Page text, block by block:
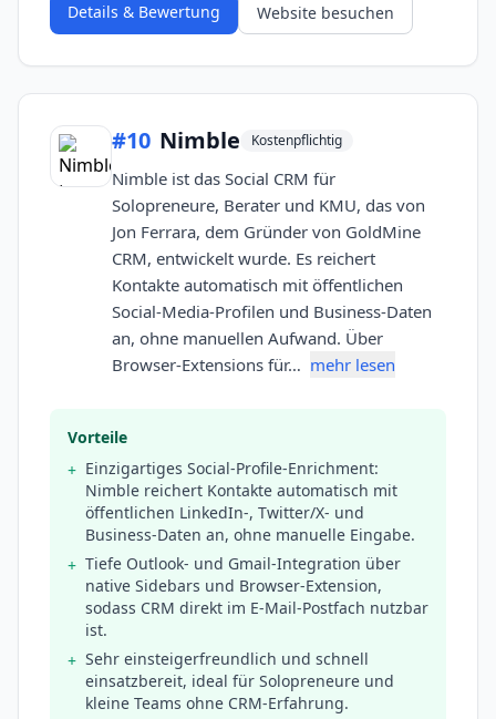
Details & Bewertung Website besuchen
#10 Nimble Kostenpflichtig
Nimble ist das Social CRM für
Solopreneure, Berater und KMU, das von
Jon Ferrara, dem Gründer von GoldMine
CRM, entwickelt wurde. Es reichert
Kontakte automatisch mit öffentlichen
Social-Media-Profilen und Business-Daten
an, ohne manuellen Aufwand. Über
Browser-Extensions für… mehr lesen
Vorteile
+ Einzigartiges Social-Profile-Enrichment:
Nimble reichert Kontakte automatisch mit
öffentlichen LinkedIn-, Twitter/X- und
Business-Daten an, ohne manuelle Eingabe.
+ Tiefe Outlook- und Gmail-Integration über
native Sidebars und Browser-Extension,
sodass CRM direkt im E-Mail-Postfach nutzbar
ist.
+ Sehr einsteigerfreundlich und schnell
einsatzbereit, ideal für Solopreneure und
kleine Teams ohne CRM-Erfahrung.